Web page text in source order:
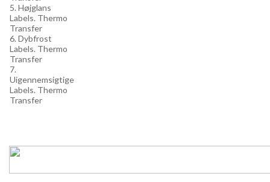
5. Højglans
Labels. Thermo
Transfer
6. Dybfrost
Labels. Thermo
Transfer
7.
Uigennemsigtige
Labels. Thermo
Transfer